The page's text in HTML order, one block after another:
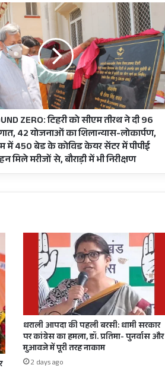
ZERO: टिहरी को सीएम तीरथ ने दी 96
42 योजनाओं का शिलान्यास-लोकार्पण,
में 450 बेड के कोविड केयर सेंटर में पीपीई
मिले मरीजों से, बौराड़ी में भी निरीक्षण
धराली आपदा की पहली बरसी: धामी सरकार
पर कांग्रेस का हमला, डॉ. प्रतिमा- पुनर्वास और
मुआवजे में पूरी तरह नाकाम
2 days ago